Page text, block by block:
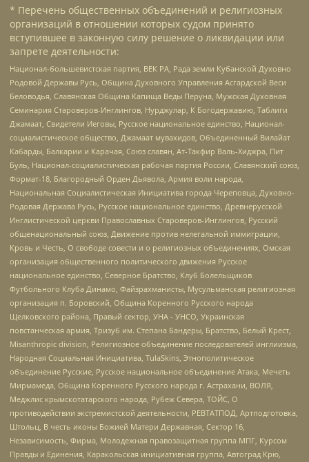
* Перечень общественных объединений и религиозных
организаций в отношении которых судом принято
вступившее в законную силу решение о ликвидации или
запрете деятельности:
Национал-большевистская партия, ВЕК РА, Рада земли Кубанской Духовно
Родовой Державы Русь, Община Духовного Управления Асгардской Веси
Беловодья, Славянская Община Капища Веды Перуна, Мужская Духовная
Семинария Староверов-Инглингов, Нурджулар, К Богодержавию, Таблиги
Джамаат, Свидетели Иеговы, Русское национальное единство, Национал-
социалистическое общество, Джамаат мувахидов, Объединенный Вилайат
Кабарды, Балкарии и Карачая, Союз славян, Ат-Такфир Валь-Хиджра, Пит
Буль, Национал-социалистическая рабочая партия России, Славянский союз,
Формат-18, Благородный Орден Дьявола, Армия воли народа,
Национальная Социалистическая Инициатива города Череповца, Духовно-
Родовая Держава Русь, Русское национальное единство, Древнерусской
Инглистической церкви Православных Староверов-Инглингов, Русский
общенациональный союз, Движение против нелегальной иммиграции,
Кровь и Честь, О свободе совести и о религиозных объединениях, Омская
организация общественного политического движения Русское
национальное единство, Северное Братство, Клуб Болельщиков
Футбольного Клуба Динамо, Файзрахманисты, Мусульманская религиозная
организация п. Боровский, Община Коренного Русского народа
Щелковского района, Правый сектор, УНА - УНСО, Украинская
повстанческая армия, Тризуб им. Степана Бандеры, Братство, Белый Крест,
Misanthropic division, Религиозное объединение последователей инглиизма,
Народная Социальная Инициатива, TulaSkins, Этнополитическое
объединение Русские, Русское национальное объединение Атака, Мечеть
Мирмамеда, Община Коренного Русского народа г. Астрахани, ВОЛЯ,
Меджлис крымскотатарского народа, Рубеж Севера, ТОЙС, О
противодействии экстремистской деятельности, РЕВТАТПОД, Артподготовка,
Штольц, В честь иконы Божией Матери Державная, Сектор 16,
Независимость, Фирма, Молодежная правозащитная группа МПГ, Курсом
Правды и Единения, Каракольская инициативная группа, Автоград Крю,